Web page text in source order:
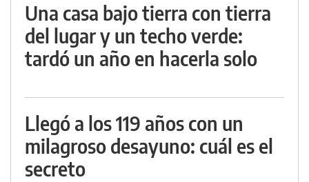
Una casa bajo tierra con tierra
del lugar y un techo verde:
tardó un año en hacerla solo
Llegó a los 119 años con un
milagroso desayuno: cuál es el
secreto